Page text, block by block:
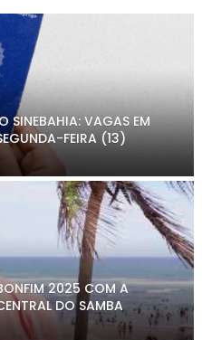
SINEBAHIA: VAGAS EM
FEIRA (13)
2025 COM A
DO SAMBA